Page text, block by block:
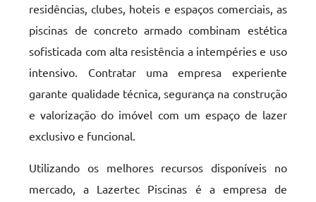
residências, clubes, hoteis e espaços comerciais, as
piscinas de concreto armado combinam estética
sofisticada com alta resistência a intempéries e uso
intensivo. Contratar uma empresa experiente
garante qualidade técnica, segurança na construção
e valorização do imóvel com um espaço de lazer
exclusivo e funcional.
Utilizando os melhores recursos disponíveis no
mercado, a Lazertec Piscinas é a empresa de